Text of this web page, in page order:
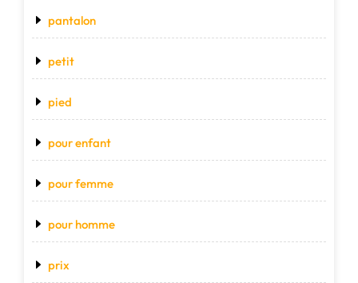
pantalon
petit
pied
pour enfant
pour femme
pour homme
prix